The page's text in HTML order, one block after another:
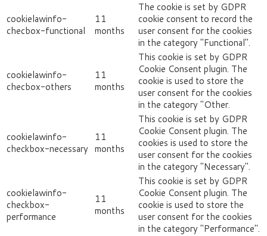
cookielawinfo-
checbox-functional
11
months
The cookie is set by GDPR
cookie consent to record the
user consent for the cookies
in the category "Functional".
cookielawinfo-
checbox-others
11
months
This cookie is set by GDPR
Cookie Consent plugin. The
cookie is used to store the
user consent for the cookies
in the category "Other.
cookielawinfo-
checkbox-necessary
11
months
This cookie is set by GDPR
Cookie Consent plugin. The
cookies is used to store the
user consent for the cookies
in the category "Necessary".
cookielawinfo-
checkbox-
performance
11
months
This cookie is set by GDPR
Cookie Consent plugin. The
cookie is used to store the
user consent for the cookies
in the category "Performance".